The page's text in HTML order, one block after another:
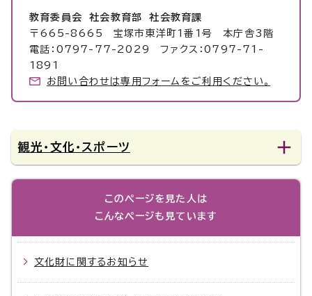
教育委員会 社会教育部 社会教育課
〒665-8665 宝塚市東洋町1番1号 本庁舎3階
電話：0797-77-2029 ファクス：0797-71-
1891
お問い合わせは専用フォームをご利用ください。
観光・文化・スポーツ
このページを見た人は
こんなページも見ています
文化財に関するお知らせ